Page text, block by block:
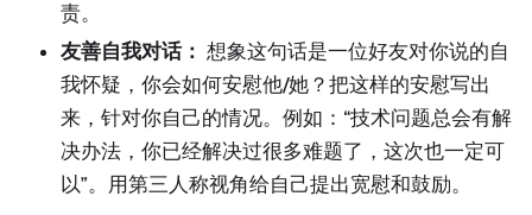
责。
友善自我对话： 想象这句话是一位好友对你说的自
我怀疑，你会如何安慰他/她？把这样的安慰写出
来，针对你自己的情况。例如：“技术问题总会有解
决办法，你已经解决过很多难题了，这次也一定可
以”。用第三人称视角给自己提出宽慰和鼓励。